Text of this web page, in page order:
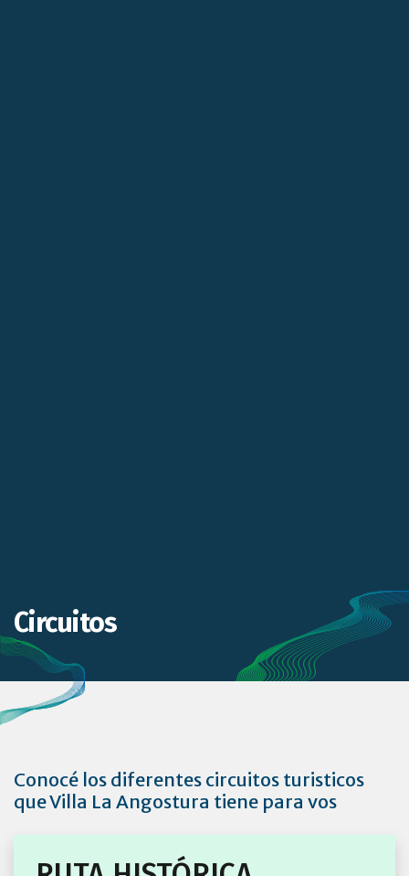
Circuitos
Conocé los diferentes circuitos turisticos
que Villa La Angostura tiene para vos